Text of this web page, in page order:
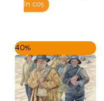
în coș
40%
a
fost:
308,00 lei.
Prețul
curent
este:
184,80